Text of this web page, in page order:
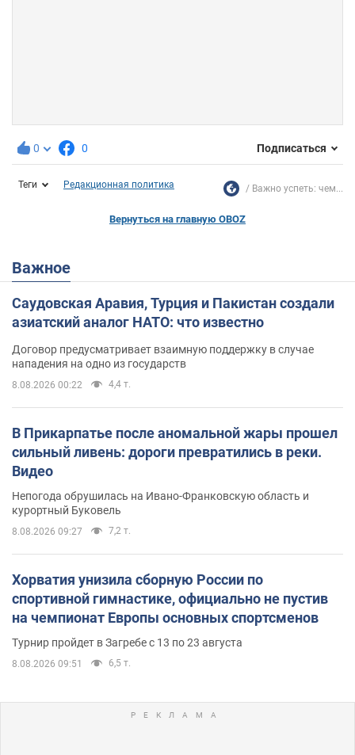
0 0 Подписаться
Теги Редакционная политика Важно успеть: чем...
Вернуться на главную OBOZ
Важное
Саудовская Аравия, Турция и Пакистан создали
азиатский аналог НАТО: что известно
Договор предусматривает взаимную поддержку в случае
нападения на одно из государств
8.08.2026 00:22 4,4 т.
В Прикарпатье после аномальной жары прошел
сильный ливень: дороги превратились в реки.
Видео
Непогода обрушилась на Ивано-Франковскую область и
курортный Буковель
8.08.2026 09:27 7,2 т.
Хорватия унизила сборную России по
спортивной гимнастике, официально не пустив
на чемпионат Европы основных спортсменов
Турнир пройдет в Загребе с 13 по 23 августа
8.08.2026 09:51 6,5 т.